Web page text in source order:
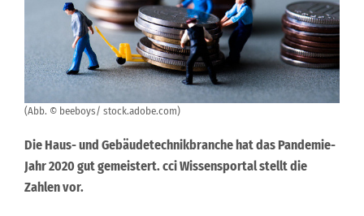
(Abb. © beeboys/ stock.adobe.com)
Die Haus- und Gebäudetechnikbranche hat das Pandemie-
Jahr 2020 gut gemeistert. cci Wissensportal stellt die
Zahlen vor.